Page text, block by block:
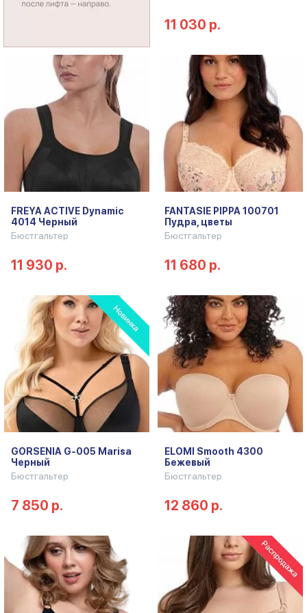
11 030 р.
FREYA ACTIVE Dynamic
4014 Черный
Бюстгальтер
11 930 р.
FANTASIE PIPPA 100701
Пудра, цветы
Бюстгальтер
11 680 р.
GORSENIA G-005 Marisa
Черный
Бюстгальтер
7 850 р.
ELOMI Smooth 4300
Бежевый
Бюстгальтер
12 860 р.